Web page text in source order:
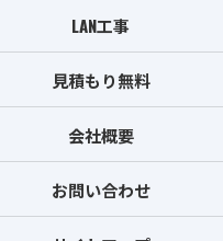
LAN工事
見積もり無料
会社概要
お問い合わせ